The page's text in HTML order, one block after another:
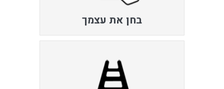
בחן את עצמך